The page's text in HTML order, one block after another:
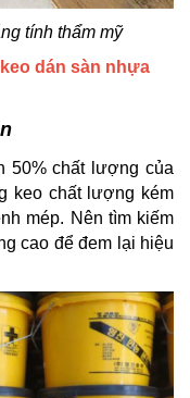
tính thẩm mỹ
dán sàn nhựa
50% chất lượng của
keo chất lượng kém
mép. Nên tìm kiếm
cao để đem lại hiệu